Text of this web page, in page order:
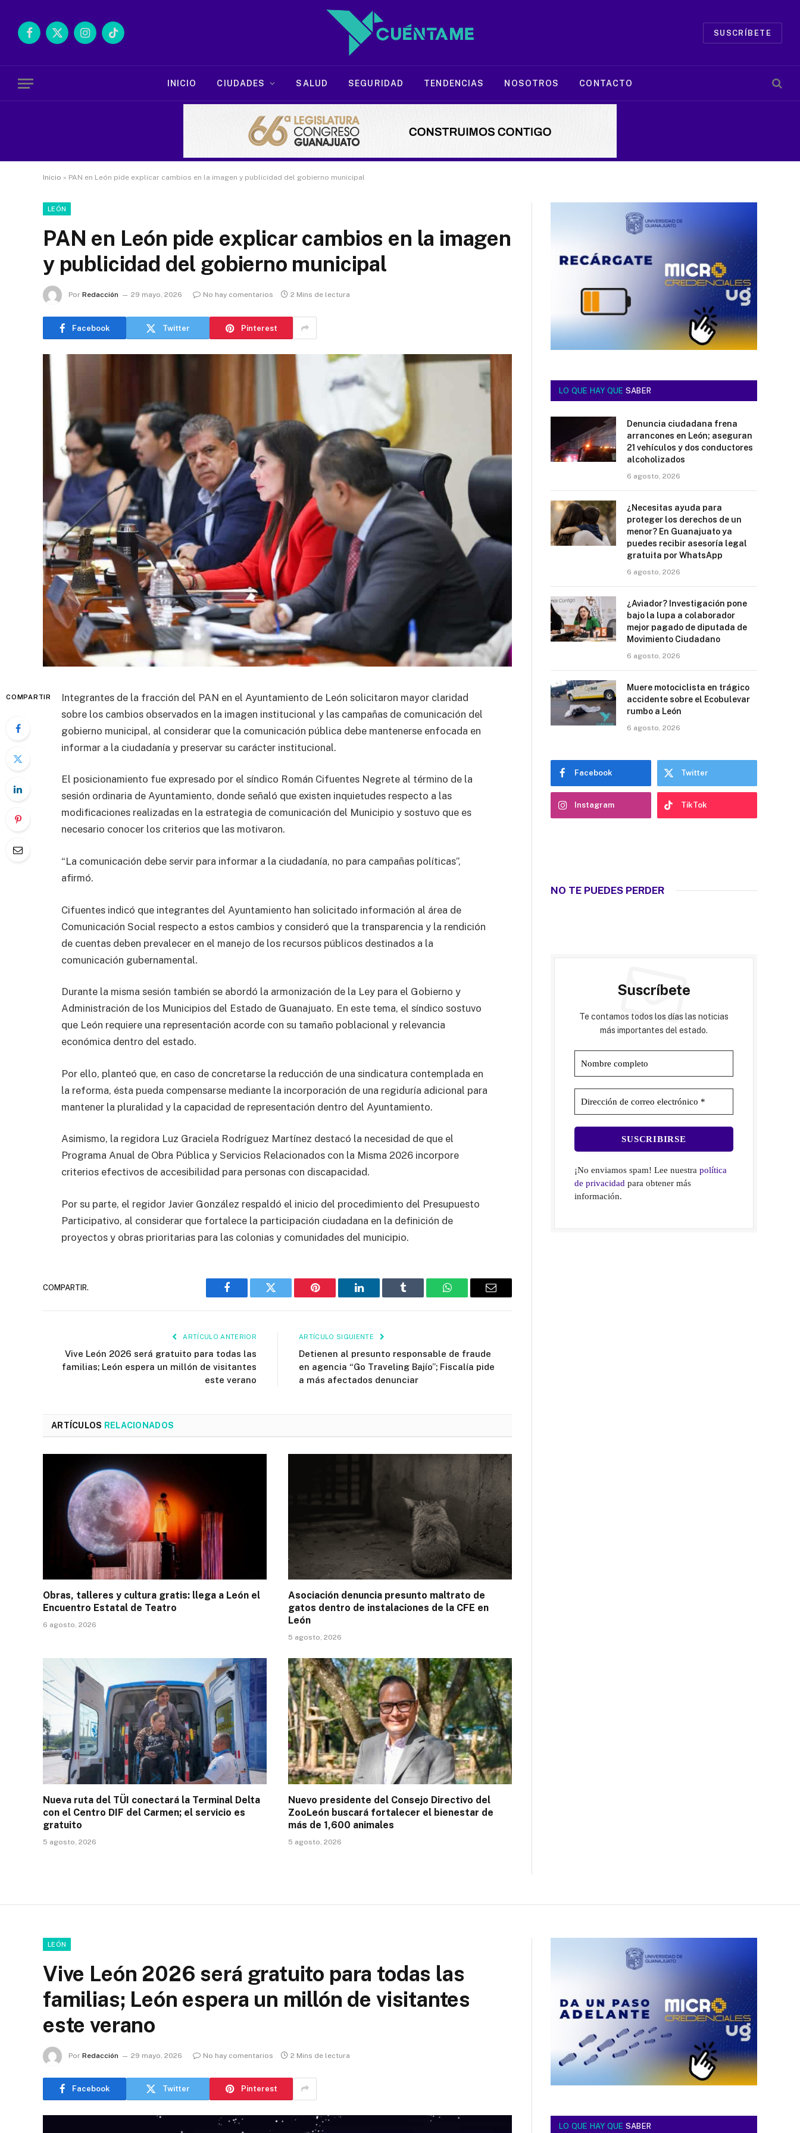
Facebook
X
InstagramTikTok
SUSCRÍBETE
INICIO CIUDADES SALUD SEGURIDAD TENDENCIAS NOSOTROS CONTACTO
Inicio » PAN en León pide explicar cambios en la imagen y publicidad del gobierno municipal
LEÓN
PAN en León pide explicar cambios en la imagen
y publicidad del gobierno municipal
Por Redacción 29 mayo, 2026 No hay comentarios 2 Mins de lectura
Facebook Twitter Pinterest
COMPARTIR
Integrantes de la fracción del PAN en el Ayuntamiento de León solicitaron mayor claridad
sobre los cambios observados en la imagen institucional y las campañas de comunicación del
gobierno municipal, al considerar que la comunicación pública debe mantenerse enfocada en
informar a la ciudadanía y preservar su carácter institucional.
El posicionamiento fue expresado por el síndico Román Cifuentes Negrete al término de la
sesión ordinaria de Ayuntamiento, donde señaló que existen inquietudes respecto a las
modificaciones realizadas en la estrategia de comunicación del Municipio y sostuvo que es
necesario conocer los criterios que las motivaron.
“La comunicación debe servir para informar a la ciudadanía, no para campañas políticas”,
afirmó.
Cifuentes indicó que integrantes del Ayuntamiento han solicitado información al área de
Comunicación Social respecto a estos cambios y consideró que la transparencia y la rendición
de cuentas deben prevalecer en el manejo de los recursos públicos destinados a la
comunicación gubernamental.
Durante la misma sesión también se abordó la armonización de la Ley para el Gobierno y
Administración de los Municipios del Estado de Guanajuato. En este tema, el síndico sostuvo
que León requiere una representación acorde con su tamaño poblacional y relevancia
económica dentro del estado.
Por ello, planteó que, en caso de concretarse la reducción de una sindicatura contemplada en
la reforma, ésta pueda compensarse mediante la incorporación de una regiduría adicional para
mantener la pluralidad y la capacidad de representación dentro del Ayuntamiento.
Asimismo, la regidora Luz Graciela Rodríguez Martínez destacó la necesidad de que el
Programa Anual de Obra Pública y Servicios Relacionados con la Misma 2026 incorpore
criterios efectivos de accesibilidad para personas con discapacidad.
Por su parte, el regidor Javier González respaldó el inicio del procedimiento del Presupuesto
Participativo, al considerar que fortalece la participación ciudadana en la definición de
proyectos y obras prioritarias para las colonias y comunidades del municipio.
COMPARTIR.
Facebook Twitter Pinterest LinkedIn Tumblr WhatsAppEmail
ARTÍCULO ANTERIOR
Vive León 2026 será gratuito para todas las
familias; León espera un millón de visitantes
este verano
ARTÍCULO SIGUIENTE
Detienen al presunto responsable de fraude
en agencia “Go Traveling Bajío”; Fiscalía pide
a más afectados denunciar
ARTÍCULOS RELACIONADOS
Obras, talleres y cultura gratis: llega a León el
Encuentro Estatal de Teatro
6 agosto, 2026
Asociación denuncia presunto maltrato de
gatos dentro de instalaciones de la CFE en
León
5 agosto, 2026
Nueva ruta del TÜI conectará la Terminal Delta
con el Centro DIF del Carmen; el servicio es
gratuito
5 agosto, 2026
Nuevo presidente del Consejo Directivo del
ZooLeón buscará fortalecer el bienestar de
más de 1,600 animales
5 agosto, 2026
LO QUE HAY QUE SABER
Denuncia ciudadana frena
arrancones en León; aseguran
21 vehículos y dos conductores
alcoholizados
6 agosto, 2026
¿Necesitas ayuda para
proteger los derechos de un
menor? En Guanajuato ya
puedes recibir asesoría legal
gratuita por WhatsApp
6 agosto, 2026
¿Aviador? Investigación pone
bajo la lupa a colaborador
mejor pagado de diputada de
Movimiento Ciudadano
6 agosto, 2026
Muere motociclista en trágico
accidente sobre el Ecobulevar
rumbo a León
6 agosto, 2026
Facebook Twitter
Instagram TikTok
NO TE PUEDES PERDER
Suscríbete
Te contamos todos los días las noticias
más importantes del estado.
¡No enviamos spam! Lee nuestrapolítica
de privacidad para obtener más
información.
LEÓN
Vive León 2026 será gratuito para todas las
familias; León espera un millón de visitantes
este verano
Por Redacción 29 mayo, 2026 No hay comentarios 2 Mins de lectura
Facebook Twitter Pinterest
LO QUE HAY QUE SABER